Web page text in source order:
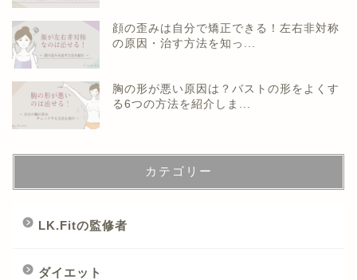
顔の歪みは自分で矯正できる！左右非対称
の原因・治す方法を知っ...
胸の形が悪い原因は？バストの形をよくす
る6つの方法を紹介しま...
カテゴリー
LK.Fitの監修者
ダイエット